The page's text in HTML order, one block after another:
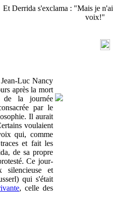
Et Derrida s'exclama : "Mais je
voix!"
Luc Nancy
après la mort
de la journée
par le
Il aurait
voulaient
qui, comme
et fait les
de sa propre
Ce jour-
et
qui s'était
, celle des